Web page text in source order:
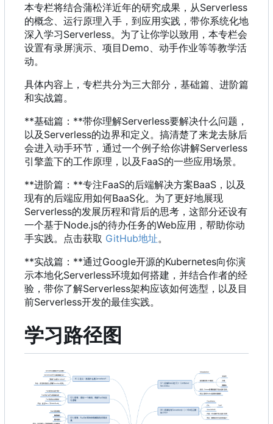
本专栏将结合蒲松洋近年的研究成果 ， 从Serverless
的概念、运行原理入手 ， 到应用实践 ， 带你系统化地
深入学习Serverless。为了让你学以致用 ， 本专栏会
设置有录屏演示、项目Demo、动手作业等等教学活
动。
具体内容上，专栏共分为三大部分，基础篇、进阶篇
和实战篇。
**基础篇：**带你理解Serverless要解决什么问题 ，
以及Serverless的边界和定义。搞清楚了来龙去脉后
会进入动手环节 ， 通过一个例子给你讲解Serverless
引擎盖下的工作原理 ， 以及FaaS的一些应用场景。
**进阶篇：**专注FaaS的后端解决方案BaaS ， 以及
现有的后端应用如何BaaS化。为了更好地展现
Serverless的发展历程和背后的思考 ， 这部分还设有
一个基于Node.js的待办任务的Web应用 ， 帮助你动
手实践。点击获取 GitHub地址。
**实战篇：**通过Google开源的Kubernetes向你演
示本地化Serverless环境如何搭建 ， 并结合作者的经
验 ， 带你了解Serverless架构应该如何选型 ， 以及目
前Serverless开发的最佳实践。
学习路径图